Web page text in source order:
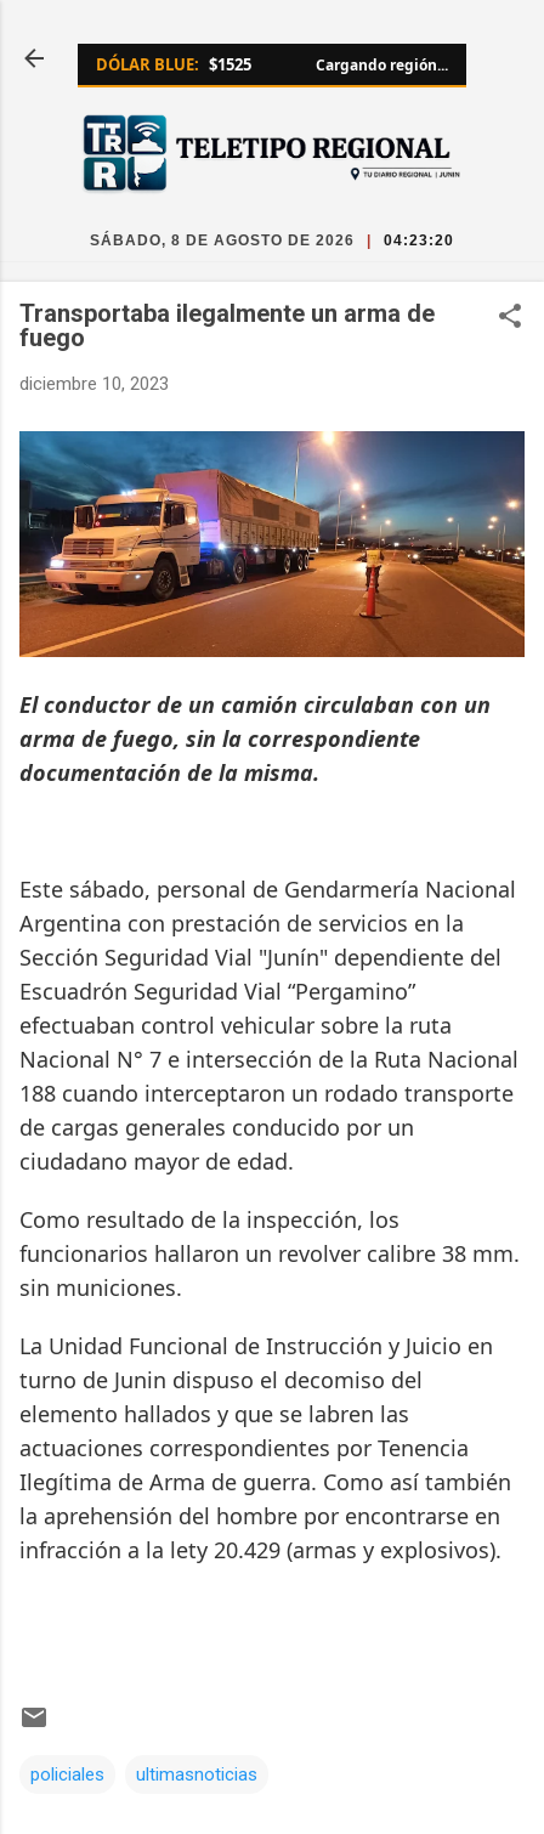
DÓLAR BLUE: $1525 Cargando región...
SÁBADO, 8 DE AGOSTO DE 2026 04:23:20
Transportaba ilegalmente un arma de
fuego
diciembre 10, 2023
El conductor de un camión circulaban con un
arma de fuego, sin la correspondiente
documentación de la misma.
Este sábado, personal de Gendarmería Nacional
Argentina con prestación de servicios en la
Sección Seguridad Vial "Junín" dependiente del
Escuadrón Seguridad Vial “Pergamino”
efectuaban control vehicular sobre la ruta
Nacional N° 7 e intersección de la Ruta Nacional
188 cuando interceptaron un rodado transporte
de cargas generales conducido por un
ciudadano mayor de edad.
Como resultado de la inspección, los
funcionarios hallaron un revolver calibre 38 mm.
sin municiones.
La Unidad Funcional de Instrucción y Juicio en
turno de Junin dispuso el decomiso del
elemento hallados y que se labren las
actuaciones correspondientes por Tenencia
Ilegítima de Arma de guerra. Como así también
la aprehensión del hombre por encontrarse en
infracción a la lety 20.429 (armas y explosivos).
policiales ultimasnoticias